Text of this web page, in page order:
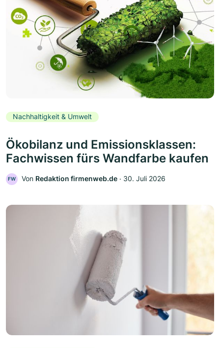
Nachhaltigkeit & Umwelt
Ökobilanz und Emissionsklassen:
Fachwissen fürs Wandfarbe kaufen
FW Von Redaktion firmenweb.de ‧ 30. Juli 2026